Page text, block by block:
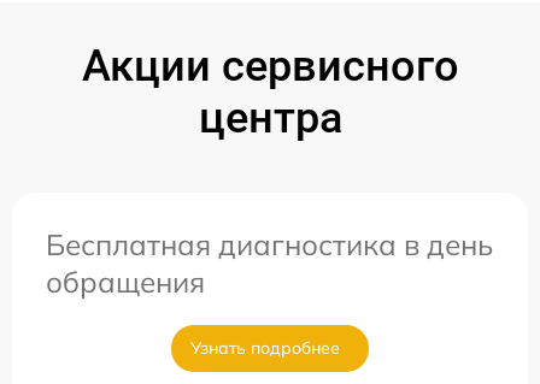
Акции сервисного
центра
Бесплатная диагностика в день
обращения
Узнать подробнее